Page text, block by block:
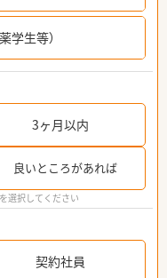
学生等）
3ヶ月以内
良いところがあれば
選択してください
契約社員